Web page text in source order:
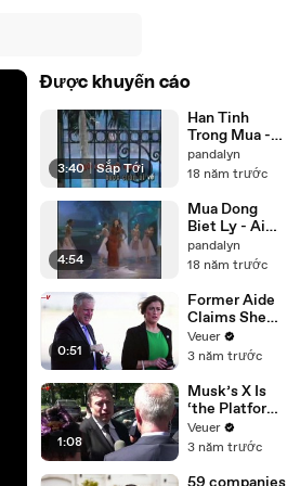
Được khuyến cáo
3:40 | Sắp Tới
Han Tinh
Trong Mua -
Tu Quyen
pandalyn
18 năm trước
4:54
Mua Dong
Biet Ly - Ai
Van
pandalyn
18 năm trước
0:51
Former Aide
Claims She
Was Asked to
Make a ‘Hit
Trump
Veuer
3 năm trước
1:08
Musk’s X Is
‘the Platform
With the
Largest Ratio
Misinformatio
Veuer
3 năm trước